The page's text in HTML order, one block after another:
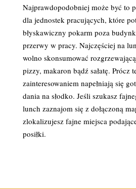
Najprawdopodobniej może być to
dla jednostek pracujących, które
błyskawiczny pokarm poza
przerwy w pracy. Najczęściej na
wolno skonsumować
pizzy, makaron bądź sałatę. Prócz
zainteresowaniem napełniają się
dania na słodko. Jeśli szukasz
lunch zaznajom się z dołączoną
zlokalizujesz fajne miejsca
posiłki.